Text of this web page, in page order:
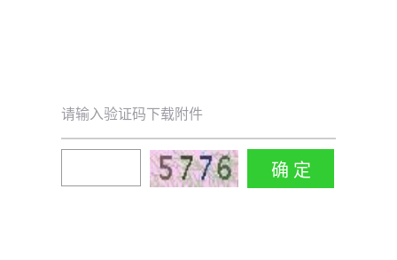
请输入验证码下载附件